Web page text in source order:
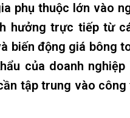
phụ thuộc lớn vào
hưởng trực tiếp từ
biến động giá bông
của doanh
tập trung vào